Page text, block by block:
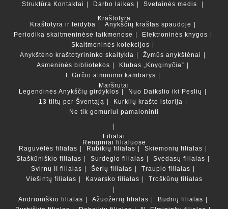
Struktūra Kontaktai Darbo laikas
Svetainės medis
Kraštotyra
Kraštotyra ir leidyba
Anykščių kraštas spaudoje
Periodika skaitmeninėse laikmenose
Elektroninės knygos
Skaitmeninės kolekcijos
Anykštėno kraštotyrininko skaitykla
Žymūs anykštėnai
Asmeninės bibliotekos
Klubas „Knyginyčia“
I. Girčio atminimo kambarys
Maršrutai
Legendinės Anykščių girdyklos
Nuo Daikslio iki Peslių
13 tiltų per Šventąją
Kurklių krašto istorija
Ne tik gomuriui pamaloninti
Filialai
Renginiai filialuose
Raguvėlės filialas
Rubikių filialas
Skiemonių filialas
Staškūniškio filialas
Surdegio filialas
Svėdasų filialas
Svirnų II filialas
Šerių filialas
Traupio filialas
Viešintų filialas
Kavarsko filialas Troškūnų filialas
Andrioniškio filialas Ažuožerių filialas
Budrių filialas